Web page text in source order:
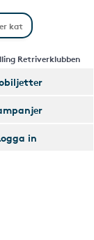
Retriverklubben
in